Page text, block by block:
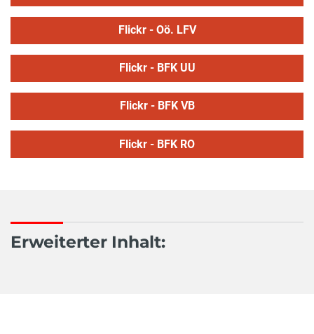
Flickr - Oö. LFV
Flickr - BFK UU
Flickr - BFK VB
Flickr - BFK RO
Erweiterter Inhalt: